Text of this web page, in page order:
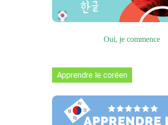
Oui, je commence
Apprendre le coréen